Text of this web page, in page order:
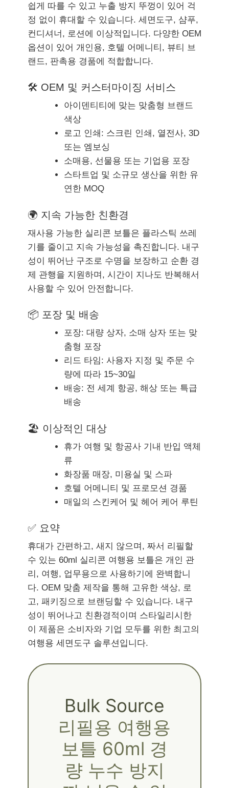
쉽게 따를 수 있고 누출 방지 뚜껑이 있어 걱
정 없이 휴대할 수 있습니다. 세면도구, 샴푸,
컨디셔너, 로션에 이상적입니다. 다양한 OEM
옵션이 있어 개인용, 호텔 어메니티, 뷰티 브
랜드, 판촉용 경품에 적합합니다.
🛠 OEM 및 커스터마이징 서비스
아이덴티티에 맞는 맞춤형 브랜드
색상
로고 인쇄: 스크린 인쇄, 열전사, 3D
또는 엠보싱
소매용, 선물용 또는 기업용 포장
스타트업 및 소규모 생산을 위한 유
연한 MOQ
🌍 지속 가능한 친환경
재사용 가능한 실리콘 보틀은 플라스틱 쓰레
기를 줄이고 지속 가능성을 촉진합니다. 내구
성이 뛰어난 구조로 수명을 보장하고 순환 경
제 관행을 지원하며, 시간이 지나도 반복해서
사용할 수 있어 안전합니다.
📦 포장 및 배송
포장: 대량 상자, 소매 상자 또는 맞
춤형 포장
리드 타임: 사용자 지정 및 주문 수
량에 따라 15~30일
배송: 전 세계 항공, 해상 또는 특급
배송
🏖 이상적인 대상
휴가 여행 및 항공사 기내 반입 액체
류
화장품 매장, 미용실 및 스파
호텔 어메니티 및 프로모션 경품
매일의 스킨케어 및 헤어 케어 루틴
✅ 요약
휴대가 간편하고, 새지 않으며, 짜서 리필할
수 있는 60ml 실리콘 여행용 보틀은 개인 관
리, 여행, 업무용으로 사용하기에 완벽합니
다. OEM 맞춤 제작을 통해 고유한 색상, 로
고, 패키징으로 브랜딩할 수 있습니다. 내구
성이 뛰어나고 친환경적이며 스타일리시한
이 제품은 소비자와 기업 모두를 위한 최고의
여행용 세면도구 솔루션입니다.
Bulk Source
리필용 여행용
보틀 60ml 경
량 누수 방지